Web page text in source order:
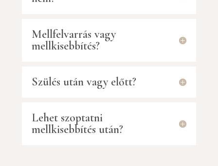
Mellfelvarrás vagy
mellkisebbítés?
Szülés után vagy előtt?
Lehet szoptatni
mellkisebbítés után?